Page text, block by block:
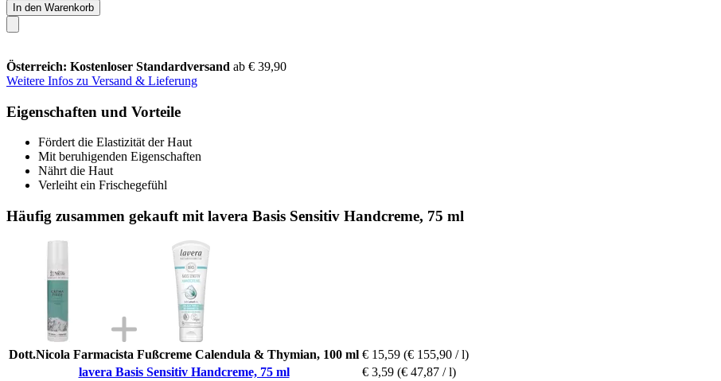
In den Warenkorb
Österreich: Kostenloser Standardversand ab € 39,90
Weitere Infos zu Versand & Lieferung
Eigenschaften und Vorteile
Fördert die Elastizität der Haut
Mit beruhigenden Eigenschaften
Nährt die Haut
Verleiht ein Frischegefühl
Häufig zusammen gekauft mit lavera Basis Sensitiv Handcreme, 75 ml
Dott.Nicola Farmacista Fußcreme Calendula & Thymian, 100 ml € 15,59 (€ 155,90 / l)
lavera Basis Sensitiv Handcreme, 75 ml
€ 3,59 (€ 47,87 / l)